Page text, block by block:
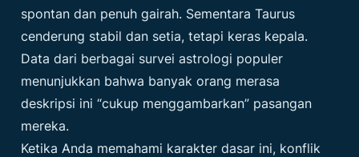
spontan dan penuh gairah. Sementara Taurus
cenderung stabil dan setia, tetapi keras kepala.
Data dari berbagai survei astrologi populer
menunjukkan bahwa banyak orang merasa
deskripsi ini “cukup menggambarkan” pasangan
mereka.
Ketika Anda memahami karakter dasar ini, konflik